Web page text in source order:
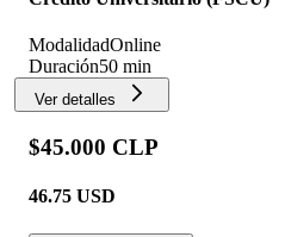
ModalidadOnline
Duración50 min
Ver detalles
$45.000 CLP
46.75 USD